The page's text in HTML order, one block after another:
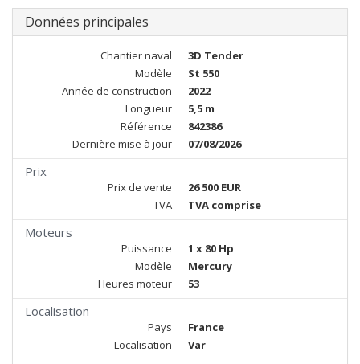
Données principales
Chantier naval
3D Tender
Modèle
St 550
Année de construction
2022
Longueur
5,5 m
Référence
842386
Dernière mise à jour
07/08/2026
Prix
Prix de vente
26 500 EUR
TVA
TVA comprise
Moteurs
Puissance
1 x 80 Hp
Modèle
Mercury
Heures moteur
53
Localisation
Pays
France
Localisation
Var